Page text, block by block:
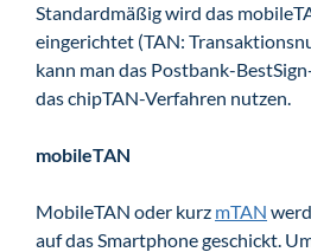
Standardmäßig wird das
eingerichtet (TAN:
kann man das Postbank-
das chipTAN-Verfahren nutzen.
mobileTAN
MobileTAN oder kurz mTAN
auf das Smartphone geschickt.